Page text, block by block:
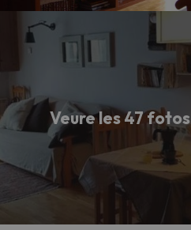
Veure les 47 fotos